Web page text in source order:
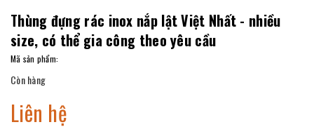
Thùng đựng rác inox nắp lật Việt Nhất - nhiều
size, có thể gia công theo yêu cầu
Mã sản phẩm:
Còn hàng
Liên hệ